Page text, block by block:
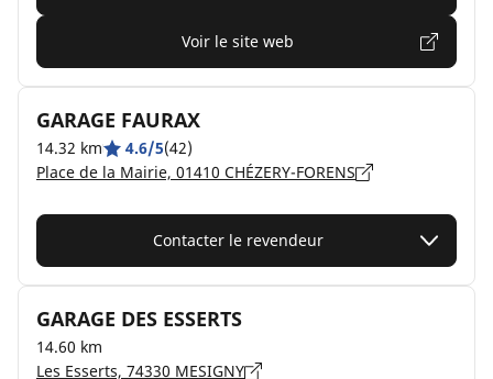
Voir le site web
GARAGE FAURAX
14.32 km 4.6/5(42)
Place de la Mairie, 01410 CHÉZERY-FORENS
Contacter le revendeur
GARAGE DES ESSERTS
14.60 km
Les Esserts, 74330 MESIGNY